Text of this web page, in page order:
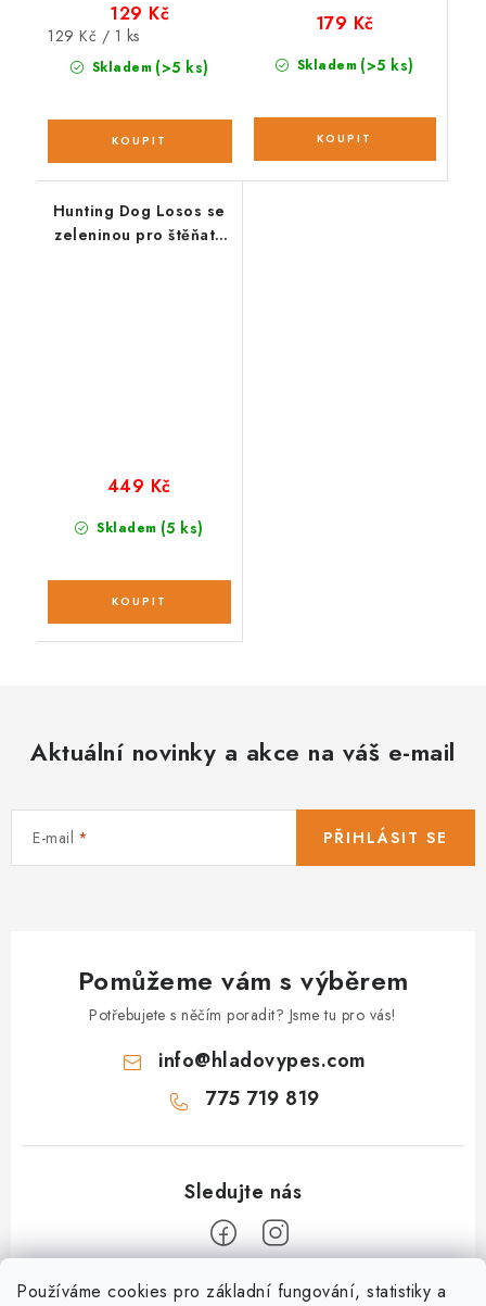
Používáme cookies pro základní fungování, statistiky a
Skladem (>5 ks)
129 Kč
Měrná
cena:
129 Kč / 1 ks
Skladem (>5 ks)
179 Kč
Hunting Dog Losos se
zeleninou pro štěňata
Skladem (5 ks)
449 Kč
Aktuální novinky a akce na váš e-mail
E-mail PŘIHLÁSIT SE
Pomůžeme vám s výběrem
Potřebujete s něčím poradit? Jsme tu pro vás!
info@hladovypes.com
775 719 819